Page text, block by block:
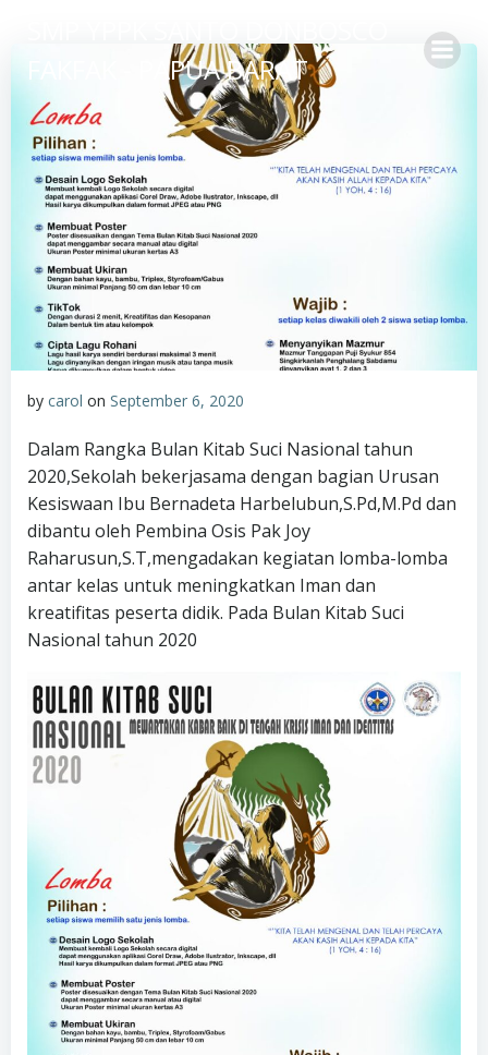
to
content
FAKFAK - PAPUA BARAT
by carol on September 6, 2020
Dalam Rangka Bulan Kitab Suci Nasional tahun
2020,Sekolah bekerjasama dengan bagian Urusan
Kesiswaan Ibu Bernadeta Harbelubun,S.Pd,M.Pd dan
dibantu oleh Pembina Osis Pak Joy
Raharusun,S.T,mengadakan kegiatan lomba-lomba
antar kelas untuk meningkatkan Iman dan
kreatifitas peserta didik. Pada Bulan Kitab Suci
Nasional tahun 2020